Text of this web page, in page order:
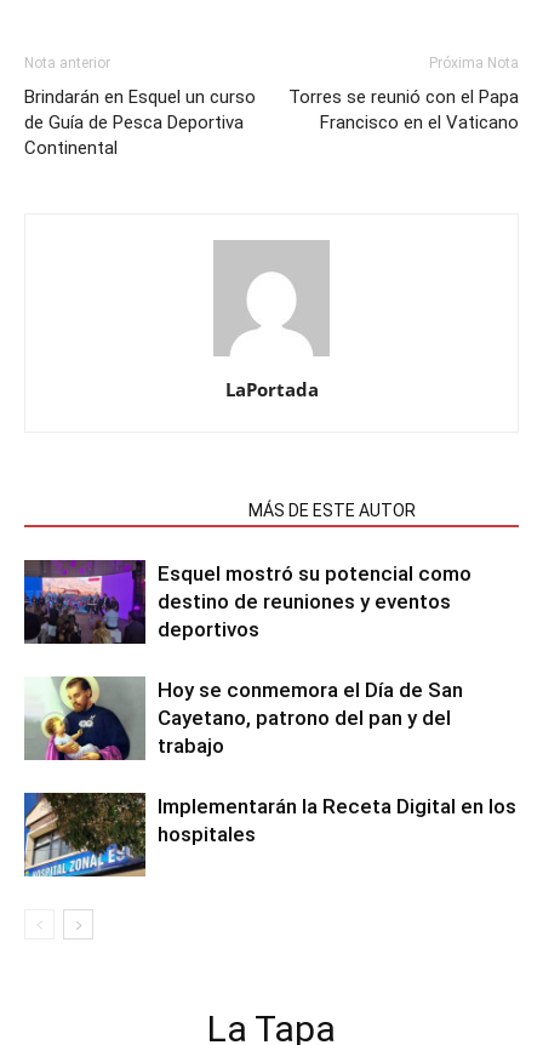
Nota anterior
Brindarán en Esquel un curso
de Guía de Pesca Deportiva
Continental
Próxima Nota
Torres se reunió con el Papa
Francisco en el Vaticano
LaPortada
MÁS DE ESTE AUTOR
Esquel mostró su potencial como
destino de reuniones y eventos
deportivos
Hoy se conmemora el Día de San
Cayetano, patrono del pan y del
trabajo
Implementarán la Receta Digital en los
hospitales
La Tapa